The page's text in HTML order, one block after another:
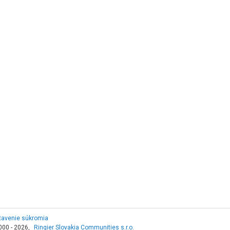
súkromia
- 2026,
Ringier Slovakia Communities s.r.o.